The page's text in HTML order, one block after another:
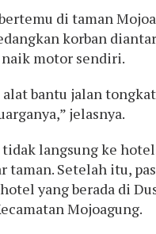
di taman
korban
motor sendiri.
bantu jalan
jelasnya.
langsung ke
taman. Setelah itu,
yang berada di
Mojoagung.